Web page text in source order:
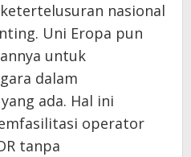
nasional
Uni Eropa pun
untuk
dalam
ada. Hal ini
operator
tanpa